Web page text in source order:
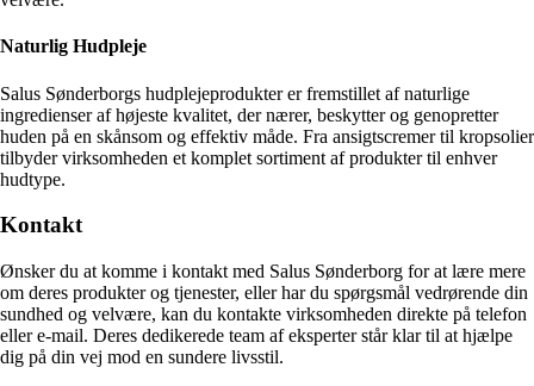
Naturlig Hudpleje
Salus Sønderborgs hudplejeprodukter er fremstillet af naturlige
ingredienser af højeste kvalitet, der nærer, beskytter og genopretter
huden på en skånsom og effektiv måde. Fra ansigtscremer til kropsolier
tilbyder virksomheden et komplet sortiment af produkter til enhver
hudtype.
Kontakt
Ønsker du at komme i kontakt med Salus Sønderborg for at lære mere
om deres produkter og tjenester, eller har du spørgsmål vedrørende din
sundhed og velvære, kan du kontakte virksomheden direkte på telefon
eller e-mail. Deres dedikerede team af eksperter står klar til at hjælpe
dig på din vej mod en sundere livsstil.